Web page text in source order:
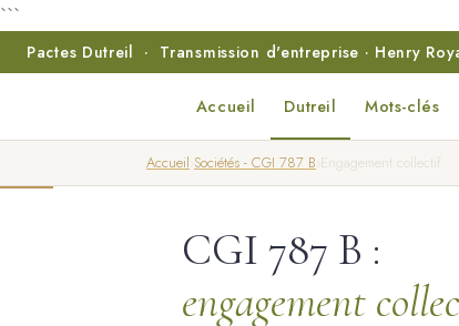
```
Pactes Dutreil · Transmission d'entreprise · Henry
Accueil Dutreil Mots-clés
Accueil Sociétés - CGI 787 B Engagement collectif
CGI 787 B :
engagement